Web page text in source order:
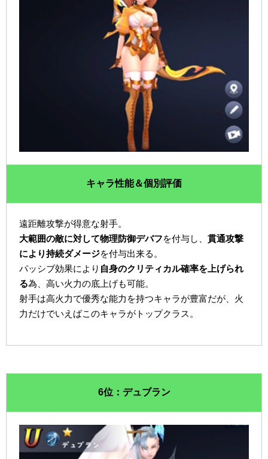
キャラ性能＆個別評価
遠距離攻撃が得意な射手。
大範囲の敵に対して物理防御デバフを付与し、貫通攻撃
により持続ダメージを付与出来る。
パッシブ効果により 自身のクリティカル確率を上げられ
る為、高い火力の底上げも可能。
射手は高火力で優秀な能力を持つキャラが豊富だが、火
力だけでいえばこのキャラがトップクラス。
6位：デュブラン